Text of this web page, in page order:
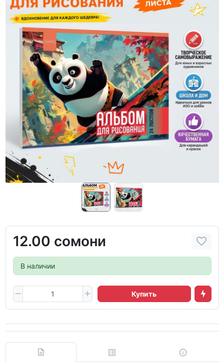
12.00 сомони
В наличии
Купить